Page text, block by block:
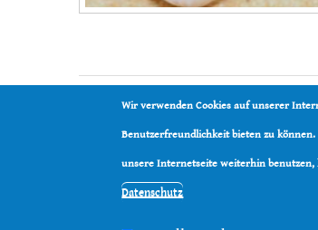
Wir verwenden Cookies auf unserer
Benutzerfreundlichkeit bieten zu können.
unsere Internetseite weiterhin benutzen,
Datenschutz